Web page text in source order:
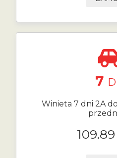
7
Winieta 7 dni 2A